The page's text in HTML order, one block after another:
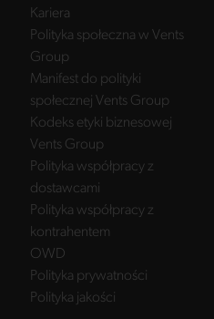
Kariera
Polityka społeczna w Vents
Group
Manifest do polityki
społecznej Vents Group
Kodeks etyki biznesowej
Vents Group
Polityka współpracy z
dostawcami
Polityka współpracy z
kontrahentem
OWD
Polityka prywatności
Polityka jakości